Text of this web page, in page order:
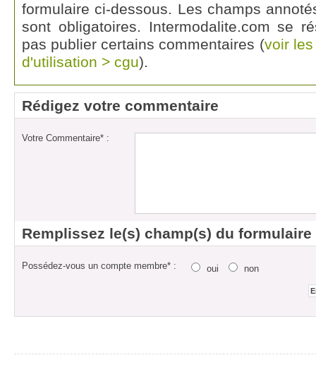
formulaire ci-dessous. Les champs
sont obligatoires. Intermodalite.com se
pas publier certains commentaires (voir
d'utilisation > cgu).
Rédigez votre commentaire
Votre Commentaire* :
Remplissez le(s) champ(s) du formulaire
Possédez-vous un compte membre* : oui non